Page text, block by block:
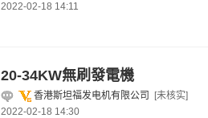
2022-02-18 14:11
20-34KW無刷發電機
香港斯坦福发电机有限公司
[未核实]
2022-02-18 14:30